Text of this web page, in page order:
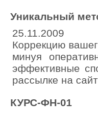
Уникальный
25.11.2009
Коррекцию
минуя
эффективные
рассылке на
КУРС-ФН-01